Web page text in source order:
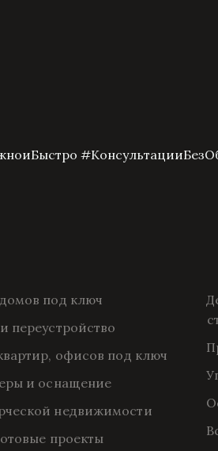
под ключ
переустройство
офисов под ключ
и оснащение
недвижимости
проекты